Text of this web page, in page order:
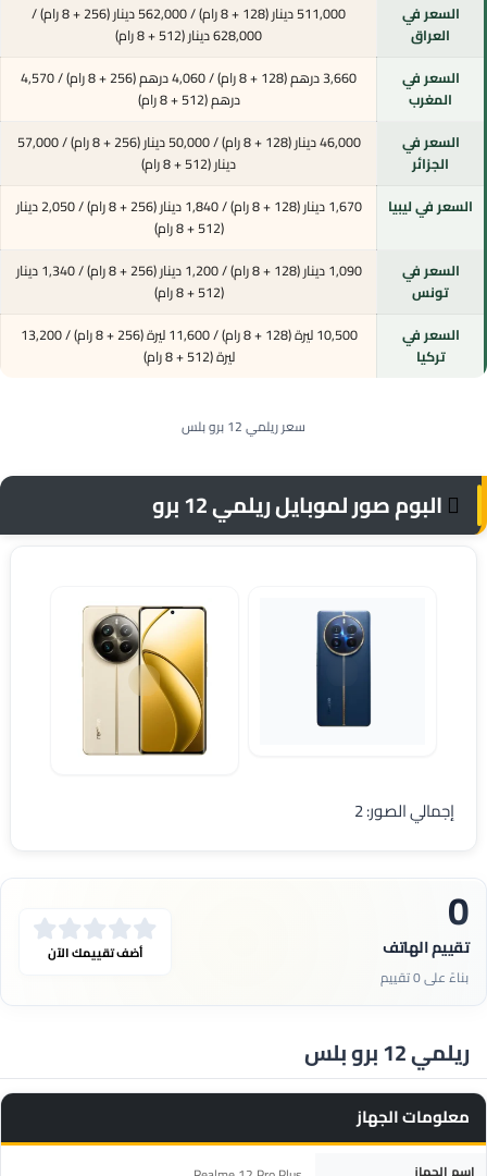
السعر في
العراق
511,000 دينار (128 + 8 رام) / 562,000 دينار (256 + 8 رام) /
628,000 دينار (512 + 8 رام)
السعر في
المغرب
3,660 درهم (128 + 8 رام) / 4,060 درهم (256 + 8 رام) / 4,570
درهم (512 + 8 رام)
السعر في
الجزائر
46,000 دينار (128 + 8 رام) / 50,000 دينار (256 + 8 رام) / 57,000
دينار (512 + 8 رام)
السعر في ليبيا
1,670 دينار (128 + 8 رام) / 1,840 دينار (256 + 8 رام) / 2,050 دينار
(512 + 8 رام)
السعر في
تونس
1,090 دينار (128 + 8 رام) / 1,200 دينار (256 + 8 رام) / 1,340 دينار
(512 + 8 رام)
السعر في
تركيا
10,500 ليرة (128 + 8 رام) / 11,600 ليرة (256 + 8 رام) / 13,200
ليرة (512 + 8 رام)
سعر ريلمي 12 برو بلس
البوم صور لموبايل ريلمي 12 برو
إجمالي الصور: 2
0
تقييم الهاتف
بناءً على 0 تقييم
أضف تقييمك الآن
ريلمي 12 برو بلس
معلومات الجهاز
المواصفةالتفاصيل